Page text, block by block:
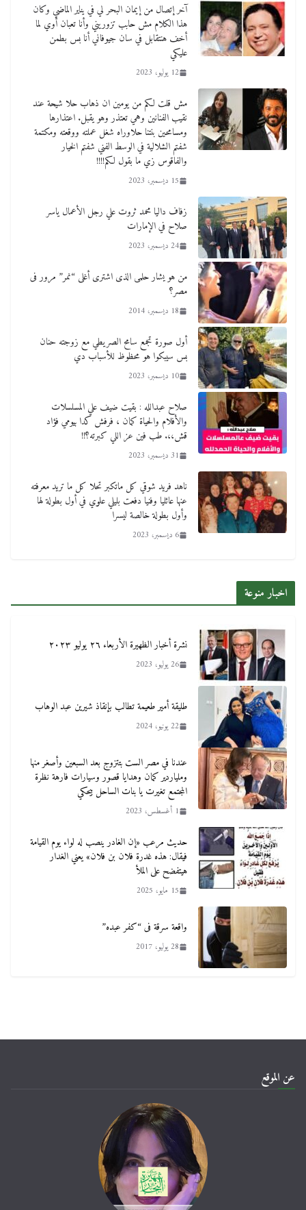
آخر إتصال من إيمان البحر لي في يناير الماضي وكان
هذا الكلام مش حابب تزوريني وأنا تعبان أوي لما
أخف هنتقابل في سان جيوفاني أنا بس بطمن
عليكي
12 يوليو، 2023
مش قلت لكم من يومين ان ذهاب حلا شيحة عند
نقيب الفنانين وهي تعتذر وهو يقبل. اعتذارها
ومسامحين بنتنا حلاوراه شغل عملته ووقعته ومكتمة
شفتم الشلالية في الوسط الفني شفتم الخيار
والفاقوس زي ما بقول لكم!!!!
15 ديسمبر، 2023
زفاف داليا محمد ثروت علي رجل الأعمال ياسر
صلاح في الإمارات
24 ديسمبر، 2023
من هو يشار حلمى الذى اشترى أغلى “نمر” مرور فى
مصر؟
18 ديسمبر، 2014
أول صورة تجمع سامح الصريطي مع زوجته حنان
بس سيبكوا هو محظوظ للأسباب دي
10 ديسمبر، 2023
صلاح عبدالله : بقيت ضيف علي المسلسلات
والأفلام والحياة كمان ، فرفش كدا بيومي فؤاد
قش،،. طب فين عز اللي كبرته؟!!
31 ديسمبر، 2023
ناهد فريد شوقي كل ماتكبر تحلا كل ما تريد معرفته
عنها عائليا وفنيا دفعت بليلي علوي في أول بطولة لها
وأول بطولة خالصة ليسرا
6 ديسمبر، 2023
اخبار منوعة
نشرة أخبار الظهيرة الأربعاء ٢٦ يوليو ٢٠٢٣
26 يوليو، 2023
طليقة أمير طعيمة تطالب بإنقاذ شيرين عبد الوهاب
22 يونيو، 2024
عندنا في مصر الست بتتزوج بعد السبعين وأصغر منها
وملياردير كمان وهدايا قصور وسيارات فارهة نظرة
المجتمع تغيرت يا بنات الساحل بيحكي
1 أغسطس، 2023
حديث مرعب «إن الغادر ينصب له لواء يوم القيامة
فيقال: هذه غدرة فلان بن فلان» يعني الغدار
هيتفضح على الملأ
15 مايو، 2025
واقعة سرقة فى “كفر عبده”
28 يوليو، 2017
عن الموقع